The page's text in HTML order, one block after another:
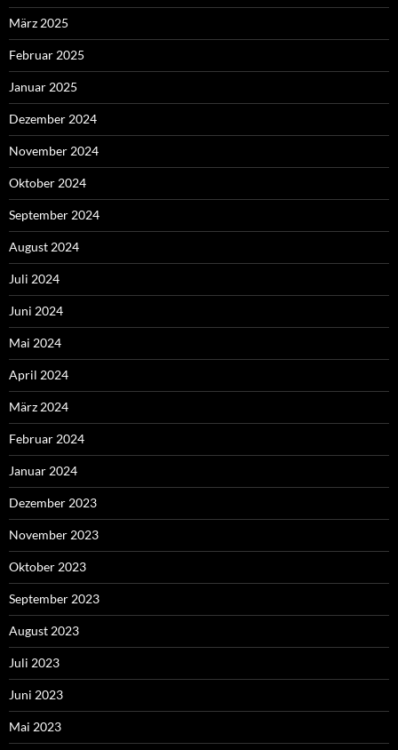
März 2025
Februar 2025
Januar 2025
Dezember 2024
November 2024
Oktober 2024
September 2024
August 2024
Juli 2024
Juni 2024
Mai 2024
April 2024
März 2024
Februar 2024
Januar 2024
Dezember 2023
November 2023
Oktober 2023
September 2023
August 2023
Juli 2023
Juni 2023
Mai 2023